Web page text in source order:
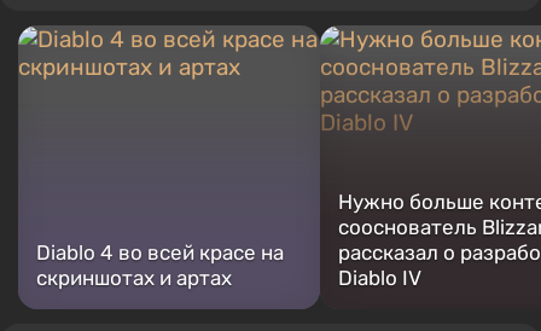
нескольких обзоров, топов, компиляций и других статей,
связанных с видеоиграми. Я собираю различные игровые
сувениры, включая фигурки, постеры, старые консоли и
многое другое. У меня есть живой интерес к ретро-играм. Я
Diablo 4 во всей красе на
скриншотах и артах
Нужно больше
сооснователь
рассказал о
Diablo IV